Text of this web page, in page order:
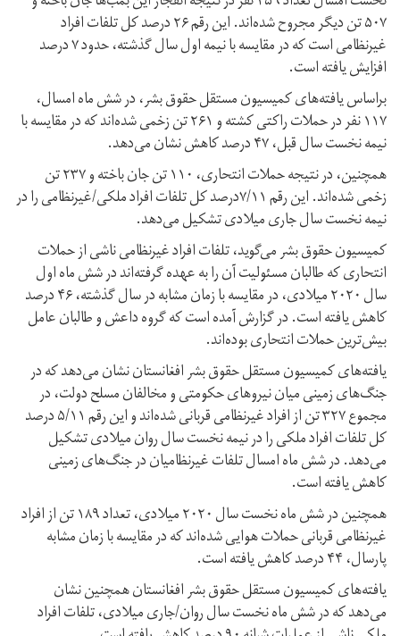
۵۰۷ تن دیگر‌ مجروح شده‌اند. این رقم ۲۶ درصد کل تلفات افراد
غیرنظامی است که در مقایسه با نیمه اول سال گذشته، حدود ۷ درصد
افزایش یافته است.
براساس یافته‌های کمیسیون مستقل حقوق بشر، در شش ماه امسال،
۱۱۷ نفر در حملات راکتی کشته و ۲۶۱ تن زخمی شده‌اند که در مقایسه با
نیمه نخست سال قبل، ۴۷ درصد کاهش نشان می‌دهد.
همچنین، در نتیجه حملات‌ انتحاری، ۱۱۰ تن جان ‌باخته و ۲۳۷ تن
زخمی شده‌اند. این رقم‌ ۷/۱۱درصد کل تلفات افراد ملکی/غیرنظامی را در
نیمه نخست سال جاری میلادی‌ تشکیل می‌دهد.
کمیسیون حقوق بشر می‌گوید، تلفات افراد غیرنظامی ناشی از حملات
انتحاری‌ که طالبان مسئولیت آن را به عهده گرفته‌اند در شش ماه اول
سال ۲۰۲۰ میلادی، در مقایسه با زمان مشابه در سال گذشته، ۴۶ درصد
کاهش یافته است. در گزارش آمده است که گروه داعش و طالبان‌ عامل
بیش‌ترین حملات انتحاری بوده‌اند.
یافته‌های کمیسیون مستقل حقوق بشر افغانستان نشان می‌دهد‌ که در
جنگ‌های زمینی میان نیروهای حکومتی و مخالفان مسلح دولت، در
مجموع ۳۲۷ تن از افراد غیرنظامی قربانی شده‌اند‌ و این رقم ‌۵/۱۱ درصد
کل تلفات افراد ملکی را در نیمه نخست سال روان میلادی تشکیل
می‌دهد. در شش ماه امسال تلفات غیرنظامیان در جنگ‌های زمینی
کاهش یافته است.
همچنین در شش ماه نخست سال ۲۰۲۰ میلادی‌، ‌تعداد ۱۸۹ تن از افراد
غیرنظامی قربانی حملات هوایی شده‌اند‌ که در مقایسه با زمان مشابه
پارسال، ۴۴ درصد کاهش یافته است.
یافته‌های کمیسیون مستقل حقوق بشر افغانستان همچنین نشان
می‌دهد که در شش ماه نخست سال روان/جاری میلادی‌، تلفات افراد